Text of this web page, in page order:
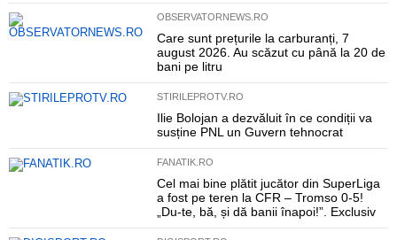
OBSERVATORNEWS.RO
Care sunt prețurile la carburanți, 7
august 2026. Au scăzut cu până la 20 de
bani pe litru
STIRILEPROTV.RO
Ilie Bolojan a dezvăluit în ce condiții va
susține PNL un Guvern tehnocrat
FANATIK.RO
Cel mai bine plătit jucător din SuperLiga
a fost pe teren la CFR – Tromso 0-5!
„Du-te, bă, și dă banii înapoi!”. Exclusiv